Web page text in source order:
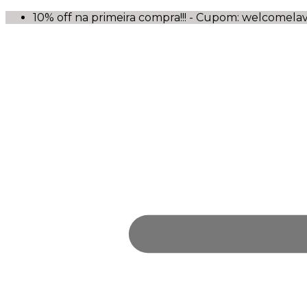
10% off na primeira compra!!! - Cupom: